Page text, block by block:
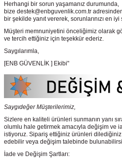
Herhangi bir sorun yaşamanız durumunda,
bize destek@enbguvenlik.com.tr
bir şekilde yanıt vererek, sorunlarınızı en
Müşteri memnuniyetini önceliğimiz olarak
ve tercih ettiğiniz için teşekkür ederiz.
Saygılarımla,
[ENB GÜVENLİK ] Ekibi"
Saygıdeğer Müşterilerimiz,
Sizlere en kaliteli ürünleri sunmanın yanı
olumlu hale getirmek amacıyla değişim ve
istiyoruz. Sipariş ettiğiniz ürünleri
edebilir veya değişim talebinde
İade ve Değişim Şartları: